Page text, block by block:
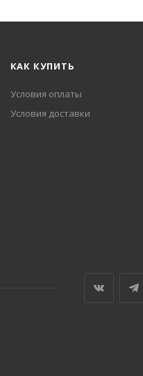
КАК КУПИТЬ
Условия оплаты
Условия доставки